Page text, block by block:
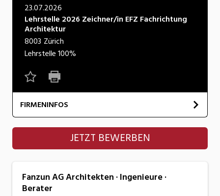
Natur
Verkehr/Logistik
Wirtschaft/Verwaltung
23.07.2026
Lehrstelle 2026 Zeichner/in EFZ Fachrichtung
Architektur
8003 Zürich
Lehrstelle100%
FIRMENINFOS
Fanzun AG Architekten · Ingenieure · Berater
JETZT BEWERBEN
Fanzun AG Architekten · Ingenieure ·
Berater